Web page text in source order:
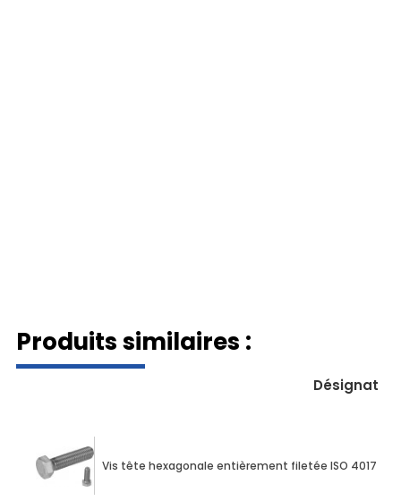
Produits similaires :
Désignation
Vis tête hexagonale entièrement filetée ISO 4017 M10